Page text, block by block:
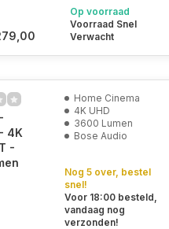
Op voorraad
Voorraad Snel
Verwacht
4K
-
Home Cinema
4K UHD
3600 Lumen
Bose Audio
Nog 5 over, bestel
snel!
Voor 18:00 besteld,
vandaag nog
verzonden!